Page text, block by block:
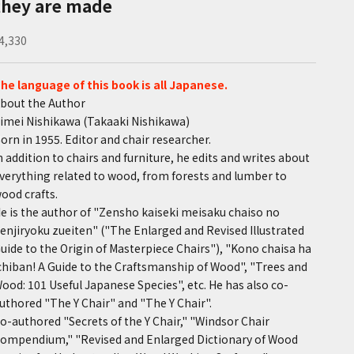
are made
price
language of this book is all Japanese.
the Author
Nishikawa (Takaaki Nishikawa)
in 1955. Editor and chair researcher.
addition to chairs and furniture, he edits and writes about
related to wood, from forests and lumber to
crafts.
is the author of "Zensho kaiseki meisaku chaiso no
zueiten" ("The Enlarged and Revised Illustrated
to the Origin of Masterpiece Chairs"), "Kono chaisa ha
A Guide to the Craftsmanship of Wood", "Trees and
101 Useful Japanese Species", etc. He has also co-
"The Y Chair" and "The Y Chair".
authored "Secrets of the Y Chair," "Windsor Chair
"Revised and Enlarged Dictionary of Wood